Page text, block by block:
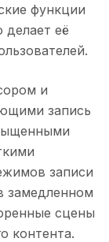
функции
её
и
запись
записи
замедленном
сцены
контента.